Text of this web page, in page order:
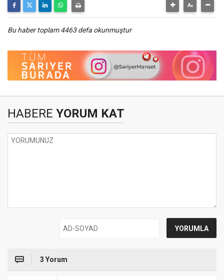
Bu haber toplam 4463 defa okunmuştur
HABERE YORUM KAT
3 Yorum